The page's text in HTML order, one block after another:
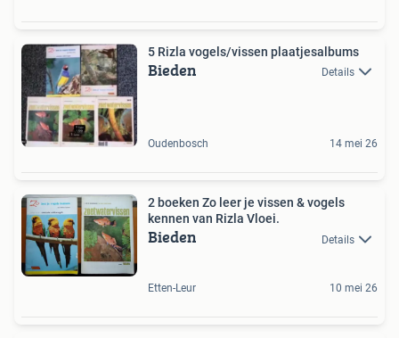
5 Rizla vogels/vissen plaatjesalbums
Bieden Details
Oudenbosch 14 mei 26
2 boeken Zo leer je vissen & vogels
kennen van Rizla Vloei.
Bieden Details
Etten-Leur 10 mei 26